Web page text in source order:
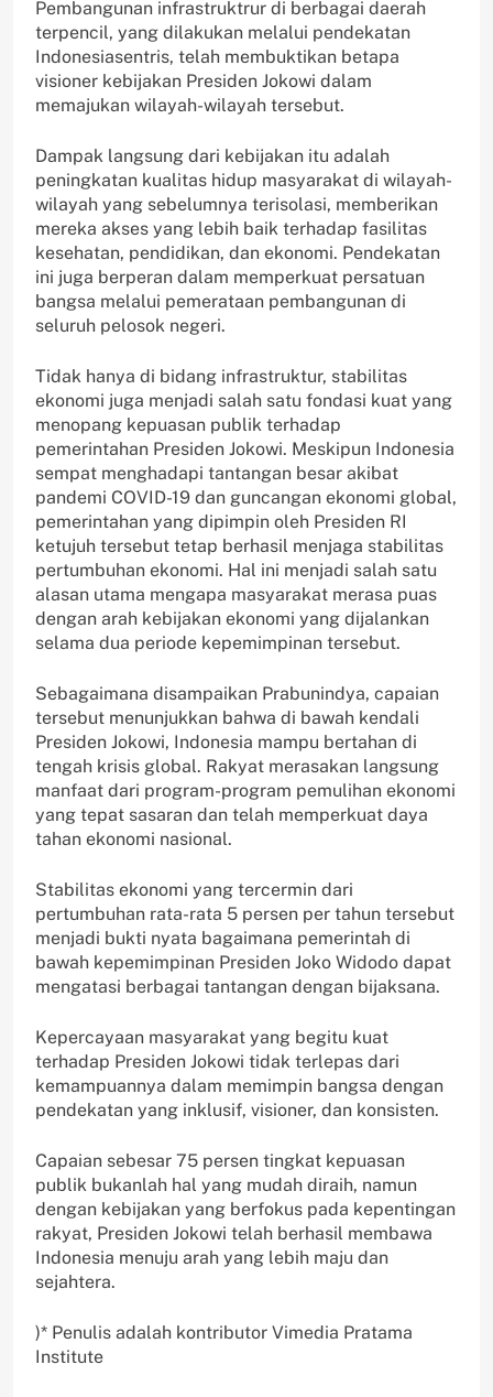
Pembangunan infrastruktrur di berbagai daerah
terpencil, yang dilakukan melalui pendekatan
Indonesiasentris, telah membuktikan betapa
visioner kebijakan Presiden Jokowi dalam
memajukan wilayah-wilayah tersebut.
Dampak langsung dari kebijakan itu adalah
peningkatan kualitas hidup masyarakat di wilayah-
wilayah yang sebelumnya terisolasi, memberikan
mereka akses yang lebih baik terhadap fasilitas
kesehatan, pendidikan, dan ekonomi. Pendekatan
ini juga berperan dalam memperkuat persatuan
bangsa melalui pemerataan pembangunan di
seluruh pelosok negeri.
Tidak hanya di bidang infrastruktur, stabilitas
ekonomi juga menjadi salah satu fondasi kuat yang
menopang kepuasan publik terhadap
pemerintahan Presiden Jokowi. Meskipun Indonesia
sempat menghadapi tantangan besar akibat
pandemi COVID-19 dan guncangan ekonomi global,
pemerintahan yang dipimpin oleh Presiden RI
ketujuh tersebut tetap berhasil menjaga stabilitas
pertumbuhan ekonomi. Hal ini menjadi salah satu
alasan utama mengapa masyarakat merasa puas
dengan arah kebijakan ekonomi yang dijalankan
selama dua periode kepemimpinan tersebut.
Sebagaimana disampaikan Prabunindya, capaian
tersebut menunjukkan bahwa di bawah kendali
Presiden Jokowi, Indonesia mampu bertahan di
tengah krisis global. Rakyat merasakan langsung
manfaat dari program-program pemulihan ekonomi
yang tepat sasaran dan telah memperkuat daya
tahan ekonomi nasional.
Stabilitas ekonomi yang tercermin dari
pertumbuhan rata-rata 5 persen per tahun tersebut
menjadi bukti nyata bagaimana pemerintah di
bawah kepemimpinan Presiden Joko Widodo dapat
mengatasi berbagai tantangan dengan bijaksana.
Kepercayaan masyarakat yang begitu kuat
terhadap Presiden Jokowi tidak terlepas dari
kemampuannya dalam memimpin bangsa dengan
pendekatan yang inklusif, visioner, dan konsisten.
Capaian sebesar 75 persen tingkat kepuasan
publik bukanlah hal yang mudah diraih, namun
dengan kebijakan yang berfokus pada kepentingan
rakyat, Presiden Jokowi telah berhasil membawa
Indonesia menuju arah yang lebih maju dan
sejahtera.
)* Penulis adalah kontributor Vimedia Pratama
Institute